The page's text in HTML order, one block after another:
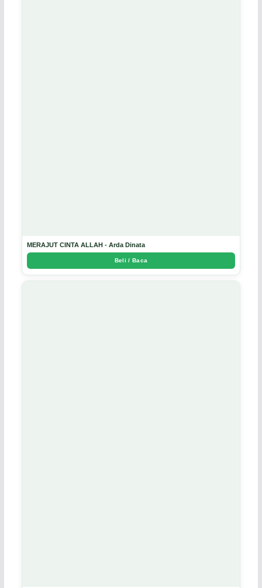
MERAJUT CINTA ALLAH - Arda Dinata
Beli / Baca